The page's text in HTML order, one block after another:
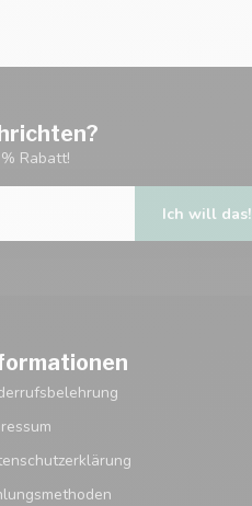
Rabatt!
Ich will das!